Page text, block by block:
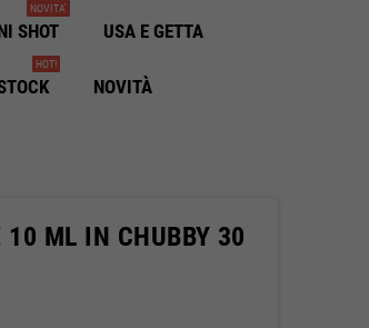
SHOT
NOVITA'
USA E GETTA
HOT!
NOVITÀ
10 ML IN CHUBBY 30